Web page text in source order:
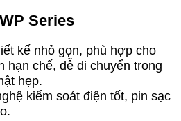
Series
kế nhỏ gọn, phù hợp cho
hạn chế, dễ di chuyển trong
hẹp.
kiểm soát điện tốt, pin sạc